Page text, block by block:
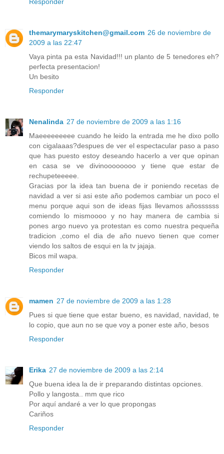
Responder
themarymaryskitchen@gmail.com 26 de noviembre de
2009 a las 22:47
Vaya pinta pa esta Navidad!!! un planto de 5 tenedores eh?
perfecta presentacion!
Un besito
Responder
Nenalinda 27 de noviembre de 2009 a las 1:16
Maeeeeeeeee cuando he leido la entrada me he dixo pollo
con cigalaaas?despues de ver el espectacular paso a paso
que has puesto estoy deseando hacerlo a ver que opinan
en casa se ve divinoooooooo y tiene que estar de
rechupeteeeee.
Gracias por la idea tan buena de ir poniendo recetas de
navidad a ver si asi este año podemos cambiar un poco el
menu porque aqui son de ideas fijas llevamos añossssss
comiendo lo mismoooo y no hay manera de cambia si
pones argo nuevo ya protestan es como nuestra pequeña
tradicion ,como el dia de año nuevo tienen que comer
viendo los saltos de esqui en la tv jajaja.
Bicos mil wapa.
Responder
mamen 27 de noviembre de 2009 a las 1:28
Pues si que tiene que estar bueno, es navidad, navidad, te
lo copio, que aun no se que voy a poner este año, besos
Responder
Erika 27 de noviembre de 2009 a las 2:14
Que buena idea la de ir preparando distintas opciones.
Pollo y langosta.. mm que rico
Por aquí andaré a ver lo que propongas
Cariños
Responder